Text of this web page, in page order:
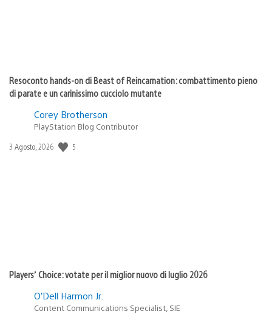
Resoconto hands-on di Beast of Reincarnation: combattimento pieno
di parate e un carinissimo cucciolo mutante
Corey Brotherson
PlayStation Blog Contributor
Data
3 Agosto, 2026 5
Players’ Choice: votate per il miglior nuovo di luglio 2026
O’Dell Harmon Jr.
Content Communications Specialist, SIE